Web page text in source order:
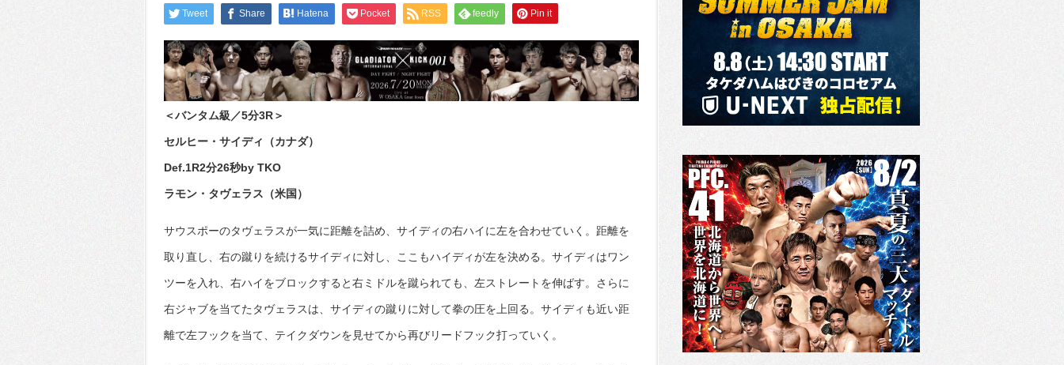
Tweet Share Hatena Pocket RSS feedly Pin it
＜バンタム級／5分3R＞
セルヒー・サイディ（カナダ）
Def.1R2分26秒by TKO
ラモン・タヴェラス（米国）
サウスポーのタヴェラスが一気に距離を詰め、サイディの右ハイに左を合わせていく。距離を
取り直し、右の蹴りを続けるサイディに対し、ここもハイディが左を決める。サイディはワン
ツーを入れ、右ハイをブロックすると右ミドルを蹴られても、左ストレートを伸ばす。さらに
右ジャブを当てたタヴェラスは、サイディの蹴りに対して拳の圧を上回る。サイディも近い距
離で左フックを当て、テイクダウンを見せてから再びリードフック打っていく。